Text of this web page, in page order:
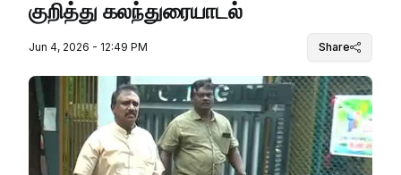
குறித்து கலந்துரையாடல்
Jun 4, 2026 - 12:49 PM Share